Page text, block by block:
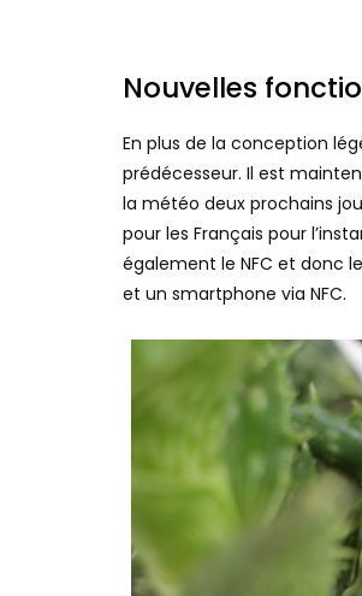
Nouvelles
En plus de la conception
prédécesseur. Il est
la météo deux prochains
pour les Français pour
également le NFC et donc
et un smartphone via NFC.